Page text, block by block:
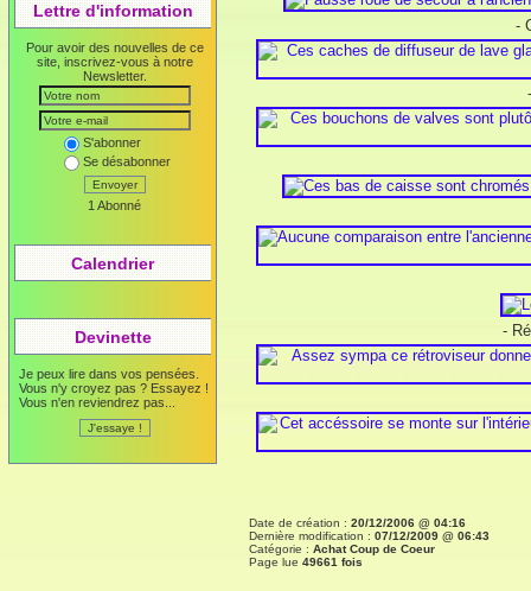
Lettre d'information
Pour avoir des nouvelles de ce
site, inscrivez-vous à notre
Newsletter.
S'abonner
Se désabonner
Envoyer
1 Abonné
Calendrier
Devinette
Je peux lire dans vos pensées.
Vous n'y croyez pas ? Essayez !
Vous n'en reviendrez pas...
-
-
Date de création : 20/12/2006 @ 04:16
Dernière modification : 07/12/2009 @ 06:43
Catégorie : Achat Coup de Coeur
Page lue 49661 fois